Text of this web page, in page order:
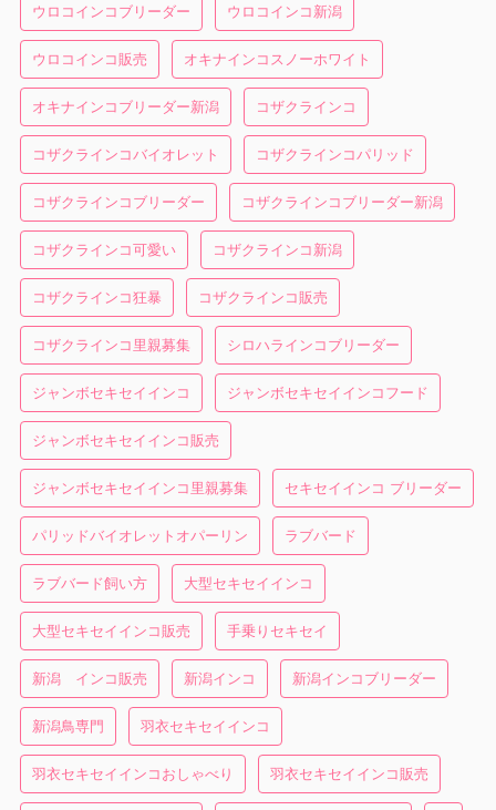
ウロコインコブリーダー ウロコインコ新潟
ウロコインコ販売 オキナインコスノーホワイト
オキナインコブリーダー新潟 コザクラインコ
コザクラインコバイオレット コザクラインコパリッド
コザクラインコブリーダー コザクラインコブリーダー新潟
コザクラインコ可愛い コザクラインコ新潟
コザクラインコ狂暴 コザクラインコ販売
コザクラインコ里親募集 シロハラインコブリーダー
ジャンボセキセイインコ ジャンボセキセイインコフード
ジャンボセキセイインコ販売
ジャンボセキセイインコ里親募集 セキセイインコ ブリーダー
パリッドバイオレットオパーリン ラブバード
ラブバード飼い方 大型セキセイインコ
大型セキセイインコ販売 手乗りセキセイ
新潟 インコ販売 新潟インコ 新潟インコブリーダー
新潟鳥専門 羽衣セキセイインコ
羽衣セキセイインコおしゃべり 羽衣セキセイインコ販売